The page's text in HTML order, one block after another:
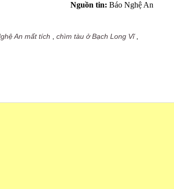
Nguồn tin: Báo Nghệ An
An mất tích chìm tàu ở Bạch Long Vĩ,